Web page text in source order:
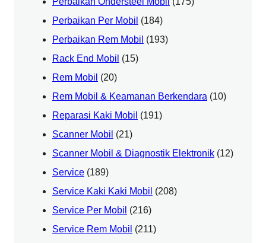
Perbaikan Per Mobil (184)
Perbaikan Rem Mobil (193)
Rack End Mobil (15)
Rem Mobil (20)
Rem Mobil & Keamanan Berkendara (10)
Reparasi Kaki Mobil (191)
Scanner Mobil (21)
Scanner Mobil & Diagnostik Elektronik (12)
Service (189)
Service Kaki Kaki Mobil (208)
Service Per Mobil (216)
Service Rem Mobil (211)